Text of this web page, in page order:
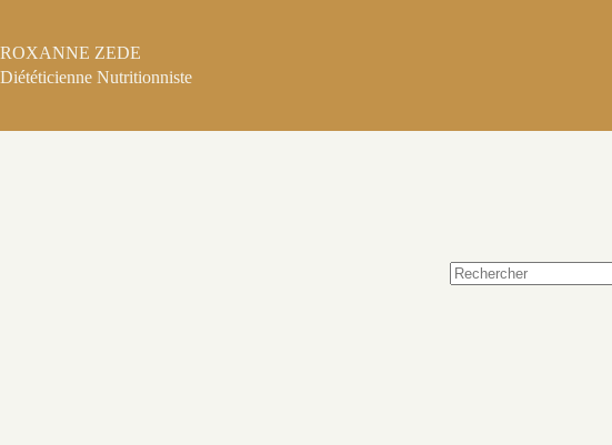
contenu
ROXANNE ZEDE
Diététicienne Nutritionniste